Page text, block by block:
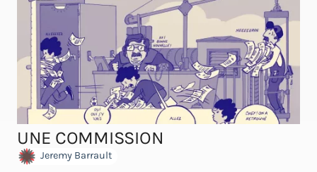
UNE COMMISSION
Jeremy Barrault